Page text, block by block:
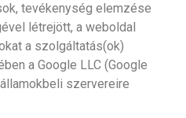
tevékenység elemzése
létrejött, a weboldal
a szolgáltatás(ok)
a Google LLC (Google
szervereire